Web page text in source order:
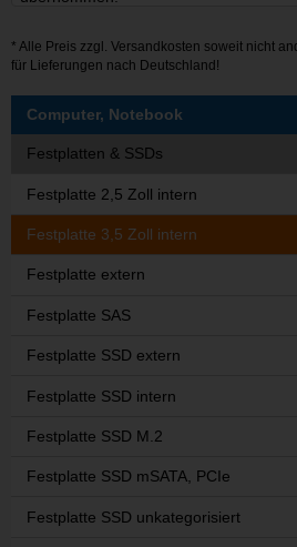
* Alle Preis zzgl. Versandkosten soweit nicht
für Lieferungen nach Deutschland!
Computer, Notebook
Festplatten & SSDs
Festplatte 2,5 Zoll intern
Festplatte 3,5 Zoll intern
Festplatte extern
Festplatte SAS
Festplatte SSD extern
Festplatte SSD intern
Festplatte SSD M.2
Festplatte SSD mSATA, PCIe
Festplatte SSD unkategorisiert